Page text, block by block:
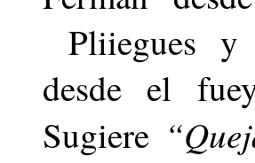
Pliiegues y
desde el
Sugiere